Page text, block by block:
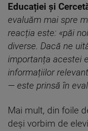
Educației și
evaluăm mai spre
reacția este: «păi
diverse. Dacă ne
importanța acestei
informațiilor
— este prinsă în
Mai mult, din foile
deși vorbim de